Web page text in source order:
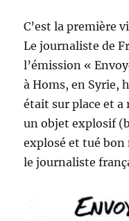
C’est la première
Le journaliste de
l’émission «
à Homs, en Syrie,
était sur place et a
un objet explosif
explosé et tué
le journaliste